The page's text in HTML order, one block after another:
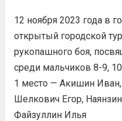
12 ноября 2023 года в
открытый городской
рукопашного боя,
среди мальчиков 8-9,
1 место — Акишин
Шелкович Егор,
Файзуллин Илья